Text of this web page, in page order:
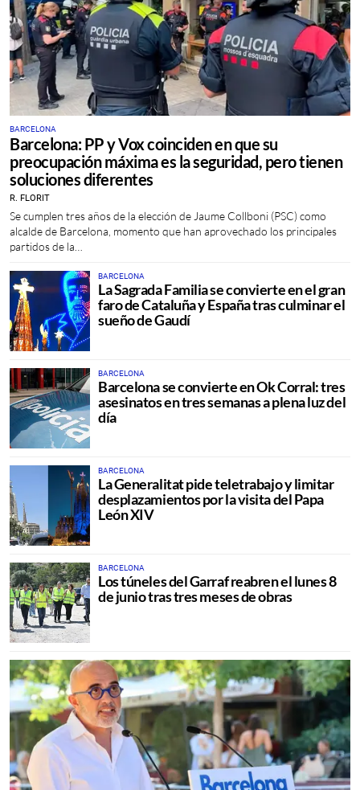
BARCELONA
Barcelona: PP y Vox coinciden en que su
preocupación máxima es la seguridad, pero tienen
soluciones diferentes
R. FLORIT
Se cumplen tres años de la elección de Jaume Collboni (PSC) como
alcalde de Barcelona, momento que han aprovechado los principales
partidos de la…
BARCELONA
La Sagrada Familia se convierte en el gran
faro de Cataluña y España tras culminar el
sueño de Gaudí
BARCELONA
Barcelona se convierte en Ok Corral: tres
asesinatos en tres semanas a plena luz del
día
BARCELONA
La Generalitat pide teletrabajo y limitar
desplazamientos por la visita del Papa
León XIV
BARCELONA
Los túneles del Garraf reabren el lunes 8
de junio tras tres meses de obras